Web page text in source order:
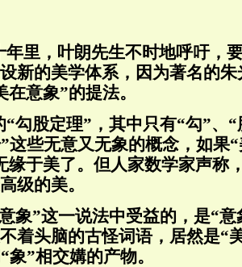
年里，叶朗先生不时地呼吁，
新的美学体系，因为著名的
意象”的提法。
“勾股定理”，其中只有“勾”、
这些无意又无象的概念，如果
缘于美了。但人家数学家声称
级的美。
象”这一说法中受益的，是“
着头脑的古怪词语，居然是“
象”相交媾的产物。